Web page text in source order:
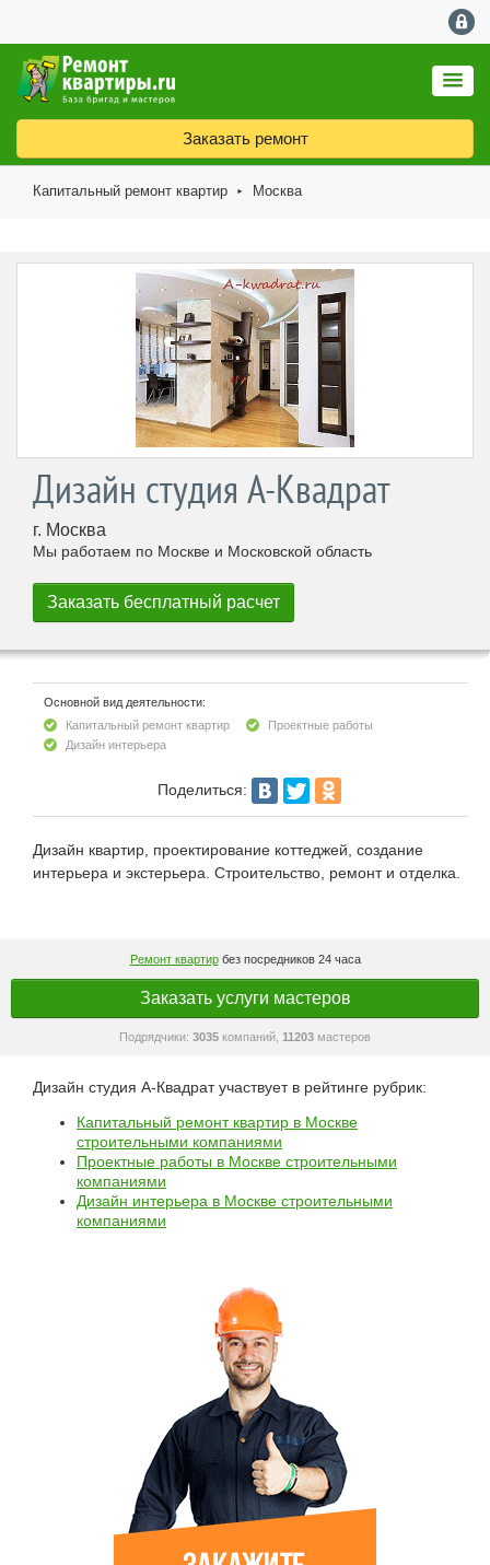
Заказать ремонт
Капитальный ремонт квартир ► Москва
Дизайн студия А-Квадрат
г. Москва
Мы работаем по Москве и Московской область
Основной вид деятельности:
Капитальный ремонт квартир
Проектные работы
Дизайн интерьера
Поделиться:
Дизайн квартир, проектирование коттеджей, создание
интерьера и экстерьера. Строительство, ремонт и отделка.
Ремонт квартирбез посредников 24 часа
Заказать услуги мастеров
Подрядчики: 3035 компаний, 11203 мастеров
Дизайн студия А-Квадрат участвует в рейтинге рубрик:
Капитальный ремонт квартир в Москве
строительными компаниями
Проектные работы в Москве строительными
компаниями
Дизайн интерьера в Москве строительными
компаниями